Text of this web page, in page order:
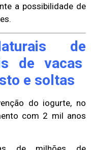
a possibilidade de
de
de vacas
e soltas
do iogurte, no
com 2 mil anos